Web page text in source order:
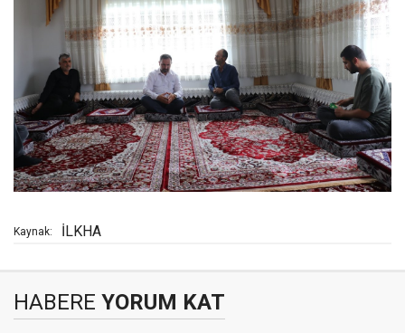
Kaynak: İLKHA
HABERE YORUM KAT